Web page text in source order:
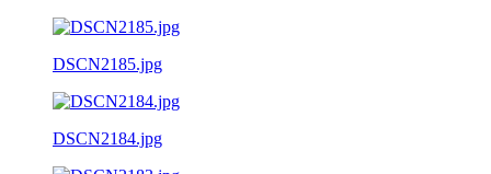
DSCN2185.jpg
DSCN2184.jpg